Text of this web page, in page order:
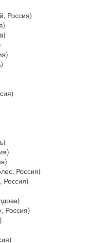
Россия)
Россия)
Россия)
Россия)